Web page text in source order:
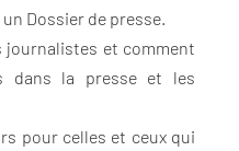
Dossier de presse.
journalistes et comment
dans la presse et les
pour celles et ceux qui